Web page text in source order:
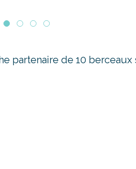
partenaire de 10 berceaux